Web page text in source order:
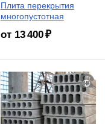
Плита перекрытия
многопустотная
от 13 400 ₽